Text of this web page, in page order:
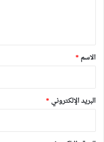
*
الاسم *
البريد الإلكتروني *